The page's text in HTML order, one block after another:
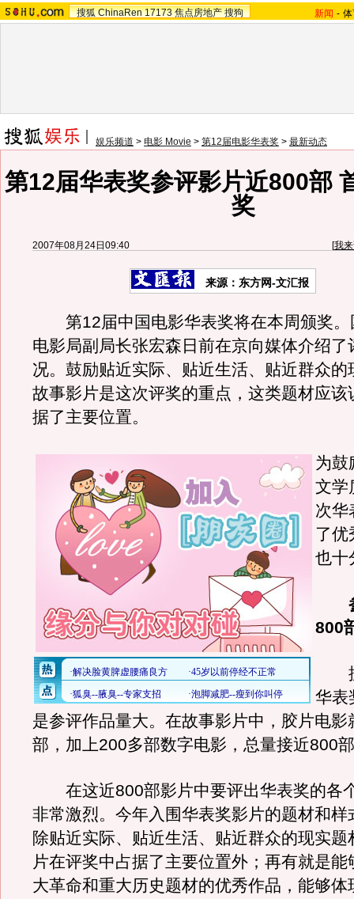
搜狐 ChinaRen 17173 焦点房地产 搜狗 新闻 -
娱乐频道 > 电影 Movie > 第12届电影华表奖 > 最新动态
第12届华表奖参评影片近800部
奖
2007年08月24日09:40 [我
来源：东方网-文汇报
第12届中国电影华表奖将在本周颁奖。
电影局副局长张宏森日前在京向媒体介绍了
况。鼓励贴近实际、贴近生活、贴近群众的
故事影片是这次评奖的重点，这类题材应该
据了主要位置。
为鼓
文学
次华
了优
也十
800
据
华表
是参评作品量大。在故事影片中，胶片电影
部，加上200多部数字电影，总量接近800
在这近800部影片中要评出华表奖的各
非常激烈。今年入围华表奖影片的题材和样
除贴近实际、贴近生活、贴近群众的现实题
片在评奖中占据了主要位置外；再有就是能
大革命和重大历史题材的优秀作品，能够体